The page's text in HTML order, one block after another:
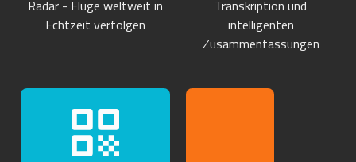
Radar - Flüge weltweit in
Echtzeit verfolgen
Transkription und
intelligenten
Zusammenfassungen